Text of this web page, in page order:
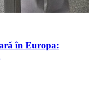
în Europa: